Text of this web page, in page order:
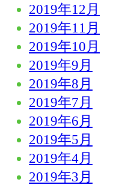
2019年12月
2019年11月
2019年10月
2019年9月
2019年8月
2019年7月
2019年6月
2019年5月
2019年4月
2019年3月